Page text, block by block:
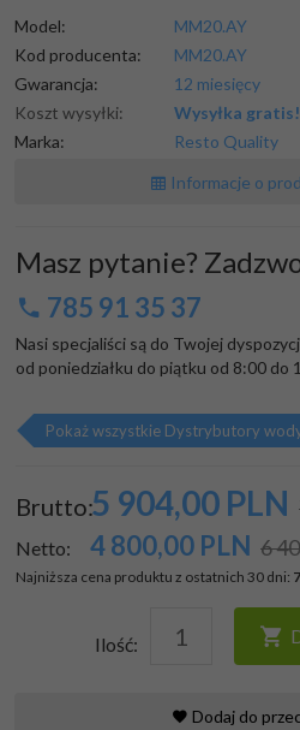
Model:
MM20.AY
Kod producenta:
MM20.AY
Gwarancja:
12 miesięcy
Koszt wysyłki:
Wysyłka gratis!
Marka:
Resto Quality
Informacje o
Masz pytanie?
785 91 35 37
Nasi specjaliści są do Twojej
od poniedziałku do piątku od 8:00 do
Pokaż wszystkie Dystrybutory
Brutto:5 904,00 PLN
Netto: 4 800,00 PLN 6
Najniższa cena produktu z ostatnich 30 dni:
Ilość:
Dodaj do